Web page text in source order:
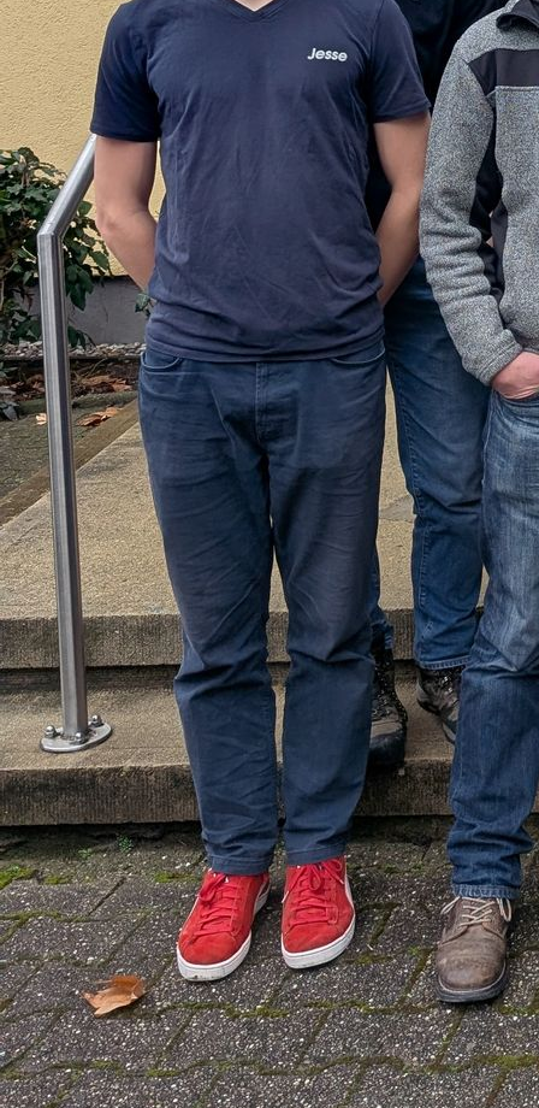
IMG_20191020_114852